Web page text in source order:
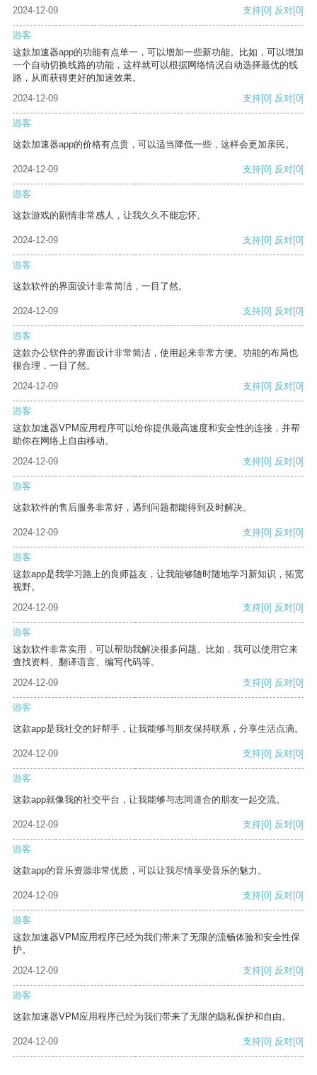
2024-12-09 支持[0] 反对[0]
游客
这款加速器app的功能有点单一，可以增加一些新功能。比如，可以增加
一个自动切换线路的功能，这样就可以根据网络情况自动选择最优的线
路，从而获得更好的加速效果。
2024-12-09
支持[0] 反对[0]
游客
这款加速器app的价格有点贵，可以适当降低一些，这样会更加亲民。
2024-12-09 支持[0] 反对[0]
游客
这款游戏的剧情非常感人，让我久久不能忘怀。
2024-12-09 支持[0] 反对[0]
游客
这款软件的界面设计非常简洁，一目了然。
2024-12-09 支持[0] 反对[0]
游客
这款办公软件的界面设计非常简洁，使用起来非常方便。功能的布局也
很合理，一目了然。
2024-12-09
支持[0] 反对[0]
游客
这款加速器VPM应用程序可以给你提供最高速度和安全性的连接，并帮
助你在网络上自由移动。
2024-12-09
支持[0] 反对[0]
游客
这款软件的售后服务非常好，遇到问题都能得到及时解决。
2024-12-09 支持[0] 反对[0]
游客
这款app是我学习路上的良师益友，让我能够随时随地学习新知识，拓宽
视野。
2024-12-09
支持[0] 反对[0]
游客
这款软件非常实用，可以帮助我解决很多问题。比如，我可以使用它来
查找资料、翻译语言、编写代码等。
2024-12-09
支持[0] 反对[0]
游客
这款app是我社交的好帮手，让我能够与朋友保持联系，分享生活点滴。
2024-12-09 支持[0] 反对[0]
游客
这款app就像我的社交平台，让我能够与志同道合的朋友一起交流。
2024-12-09 支持[0] 反对[0]
游客
这款app的音乐资源非常优质，可以让我尽情享受音乐的魅力。
2024-12-09 支持[0] 反对[0]
游客
这款加速器VPM应用程序已经为我们带来了无限的流畅体验和安全性保
护。
2024-12-09
支持[0] 反对[0]
游客
这款加速器VPM应用程序已经为我们带来了无限的隐私保护和自由。
2024-12-09 支持[0] 反对[0]